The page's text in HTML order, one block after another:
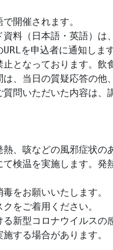
開催されます。
資料（日本語・英語）
を申込者に通知します
止となっております。飲
は、当日の質疑応答の他
問いただいた内容は、
熱、咳などの風邪症状の
て検温を実施します。発
毒をお願いいたします。
をご着用ください。
る新型コロナウイルスの